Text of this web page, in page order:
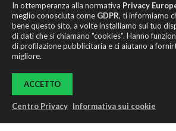
In ottemperanza alla normativa Privacy
meglio conosciuta come GDPR, ti informiamo
bene questo sito, a volte installiamo sul tuo
di dati che si chiamano "cookies". Hanno
di profilazione pubblicitaria e ci aiutano a
migliore.
ACCETTO
Centro Privacy Informativa sui cookie